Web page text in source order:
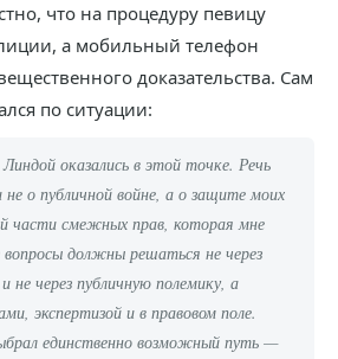
что на процедуру певицу
а мобильный телефон
доказательства. Сам
по ситуации:
оказались в этой точке. Речь
о публичной войне, а о защите моих
части смежных прав, которая мне
должны решаться не через
не через публичную полемику, а
экспертизой и в правовом поле.
единственно возможный путь —